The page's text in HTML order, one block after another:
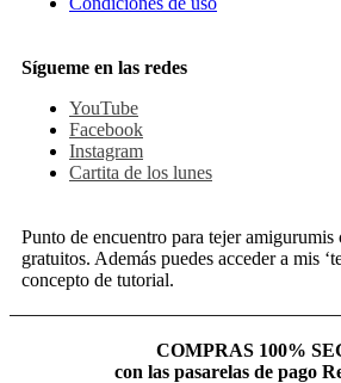
Sígueme en las redes
YouTube
Facebook
Instagram
Cartita de los lunes
Punto de encuentro para tejer amigurumis
gratuitos. Además puedes acceder a mis
concepto de tutorial.
COMPRAS 100%
con las pasarelas de pago